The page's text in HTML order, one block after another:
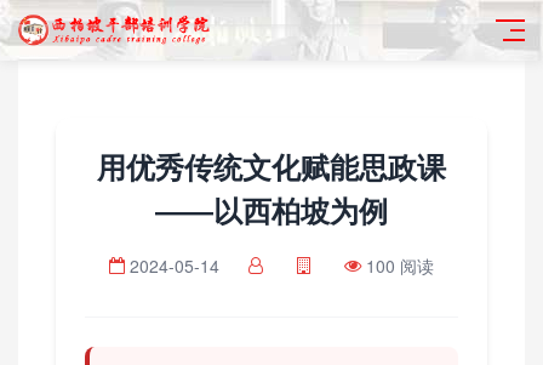
用优秀传统文化赋能思政课
——以西柏坡为例
2024-05-14 100 阅读